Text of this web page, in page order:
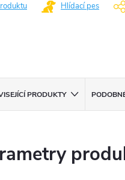
Hlídací pes
PRODUKTY